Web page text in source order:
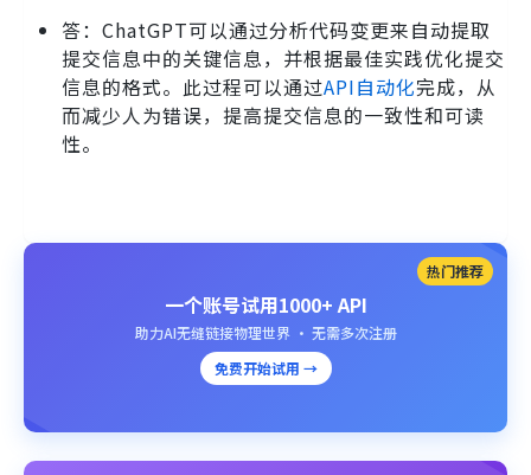
答：ChatGPT可以通过分析代码变更来自动提取
提交信息中的关键信息，并根据最佳实践优化提交
信息的格式。此过程可以通过API自动化完成，从
而减少人为错误，提高提交信息的一致性和可读
性。
热门推荐
一个账号试用1000+ API
助力AI无缝链接物理世界 · 无需多次注册
免费开始试用 →